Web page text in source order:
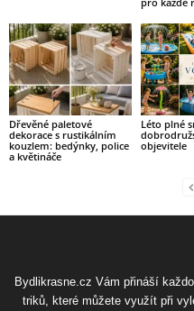
Dřevěné paletové
dekorace s rustikálním
kouzlem: bedýnky, police
a květináče
Léto plné
objevitele
Bydlikrasne.cz Vám přináší
triků, které můžete využít při